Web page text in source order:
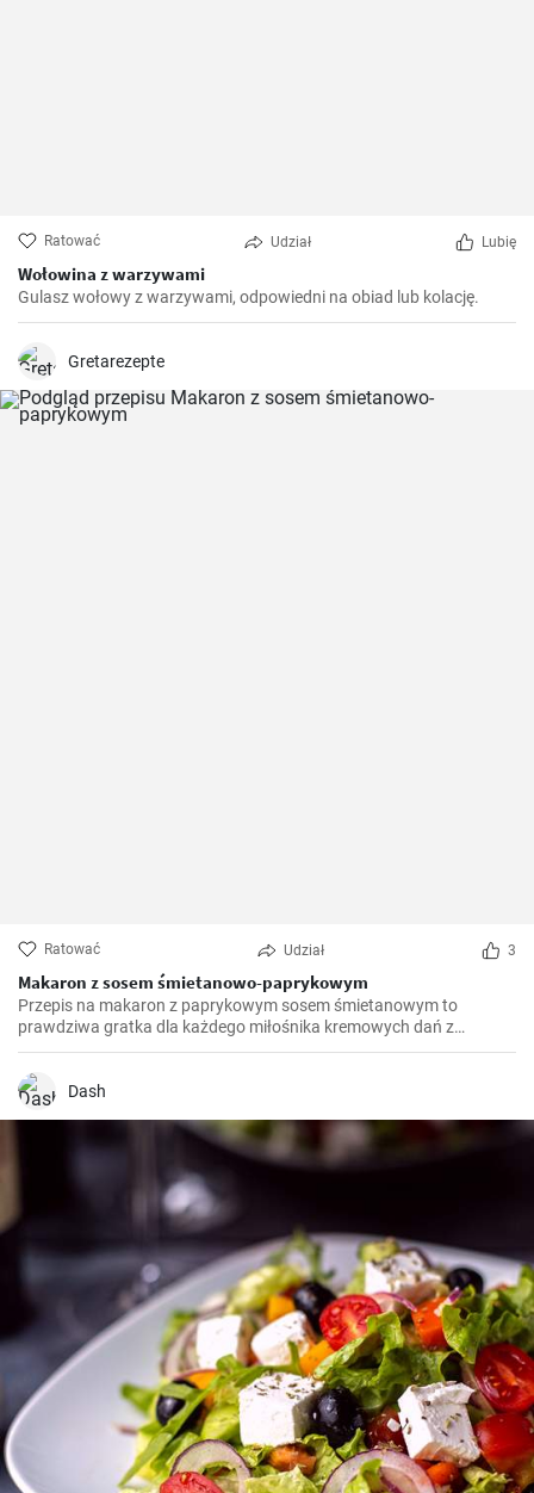
Ratować Udział Lubię
Wołowina z warzywami
Gulasz wołowy z warzywami, odpowiedni na obiad lub kolację.
Gretarezepte
Ratować Udział 3
Makaron z sosem śmietanowo-paprykowym
Przepis na makaron z paprykowym sosem śmietanowym to
prawdziwa gratka dla każdego miłośnika kremowych dań z
makaronem. Po raz pierwszy odkryłam go podczas podróży do
Włoch i od tamtej pory jest to ulubione danie w mojej kuchni.
Połączenie słodkiej papryki, kremowego sosu i aromatycznego
prażone orzeszki piniowe, aby zwiększyć teksturę i smak.
Dash